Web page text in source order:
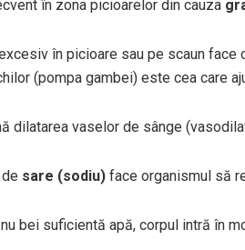
în zona picioarelor din cauza
în picioare sau pe scaun
(pompa gambei) este cea care
dilatarea vaselor de sânge
sare (sodiu) face organismul să
nu bei suficientă apă, corpul intră în